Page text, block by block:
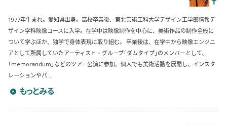
1977年生まれ。愛知県出身。高校卒業後、東北芸術工科大学デザイン工学部情報デ
ザイン学科映像コースに入学。在学中は映像制作を中心に、美術作品の制作全般に
ついて学ぶほか、独学で身体表現に取り組む。 卒業後は、在学中から映像エンジニ
アとして所属していたアーティスト・グループ「ダムタイプ」のメンバーとして、
「memorandum」などのツアー公演に参加。個人でも美術活動を展開し、インスタ
レーションやパ ...
大脇理智のプロフィールを詳しく見る
もっとみる